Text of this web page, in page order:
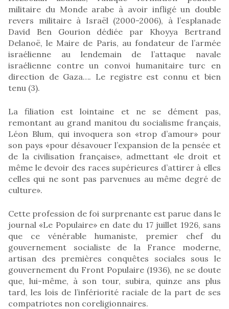
militaire du Monde arabe à avoir infligé un double
revers militaire à Israël (2000-2006), à l’esplanade
David Ben Gourion dédiée par Khoyya Bertrand
Delanoë, le Maire de Paris, au fondateur de l’armée
israélienne au lendemain de l’attaque navale
israélienne contre un convoi humanitaire turc en
direction de Gaza…. Le registre est connu et bien
tenu (3).
La filiation est lointaine et ne se dément pas,
remontant au grand manitou du socialisme français,
Léon Blum, qui invoquera son «trop d’amour» pour
son pays «pour désavouer l’expansion de la pensée et
de la civilisation française», admettant «le droit et
même le devoir des races supérieures d’attirer à elles
celles qui ne sont pas parvenues au même degré de
culture».
Cette profession de foi surprenante est parue dans le
journal «Le Populaire» en date du 17 juillet 1926, sans
que ce vénérable humaniste, premier chef du
gouvernement socialiste de la France moderne,
artisan des premières conquêtes sociales sous le
gouvernement du Front Populaire (1936), ne se doute
que, lui-même, à son tour, subira, quinze ans plus
tard, les lois de l’infériorité raciale de la part de ses
compatriotes non coreligionnaires.